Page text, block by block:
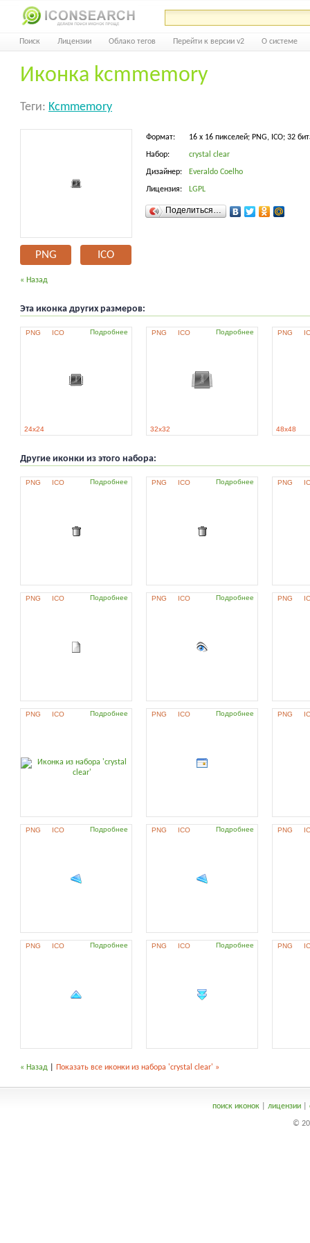
Поиск Лицензии Облако тегов Перейти к версии v2 О системе
Иконка kcmmemory
Теги: Kcmmemory
PNG ICO
Формат: 16 x 16 пикселей; PNG, ICO; 32
Набор: crystal clear
Дизайнер: Everaldo Coelho
Лицензия: LGPL
Поделиться…
« Назад
Эта иконка других размеров:
PNG ICO Подробнее
24x24
PNG ICO Подробнее
32x32
PNG
48x48
Другие иконки из этого набора:
PNG ICO Подробнее PNG ICO Подробнее PNG
PNG ICO Подробнее PNG ICO Подробнее PNG
PNG ICO Подробнее PNG ICO Подробнее PNG
PNG ICO Подробнее PNG ICO Подробнее PNG
PNG ICO Подробнее PNG ICO Подробнее PNG
« Назад Показать все иконки из набора 'crystal clear' »
поиск иконок| лицензии|
©